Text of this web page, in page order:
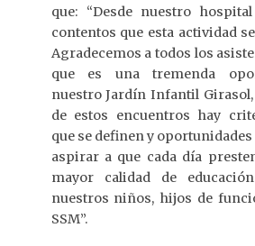
que: “Desde nuestro
contentos que esta actividad
Agradecemos a todos los
que es una tremenda
nuestro Jardín Infantil
de estos encuentros hay
que se definen y
aspirar a que cada día
mayor calidad de
nuestros niños, hijos de
SSM”.